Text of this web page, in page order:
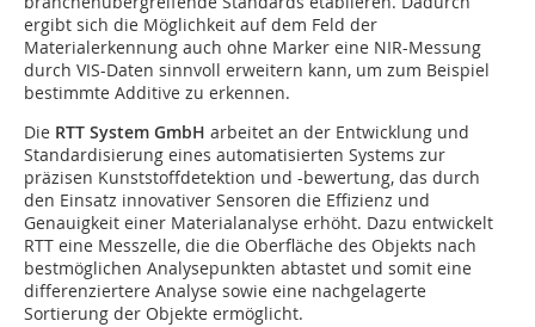
ergibt sich die Möglichkeit auf dem Feld der
Materialerkennung auch ohne Marker eine NIR-Messung
durch VIS-Daten sinnvoll erweitern kann, um zum Beispiel
bestimmte Additive zu erkennen.
Die RTT System GmbH arbeitet an der Entwicklung und
Standardisierung eines automatisierten Systems zur
präzisen Kunststoffdetektion und -bewertung, das durch
den Einsatz innovativer Sensoren die Effizienz und
Genauigkeit einer Materialanalyse erhöht. Dazu entwickelt
RTT eine Messzelle, die die Oberfläche des Objekts nach
bestmöglichen Analysepunkten abtastet und somit eine
differenziertere Analyse sowie eine nachgelagerte
Sortierung der Objekte ermöglicht.